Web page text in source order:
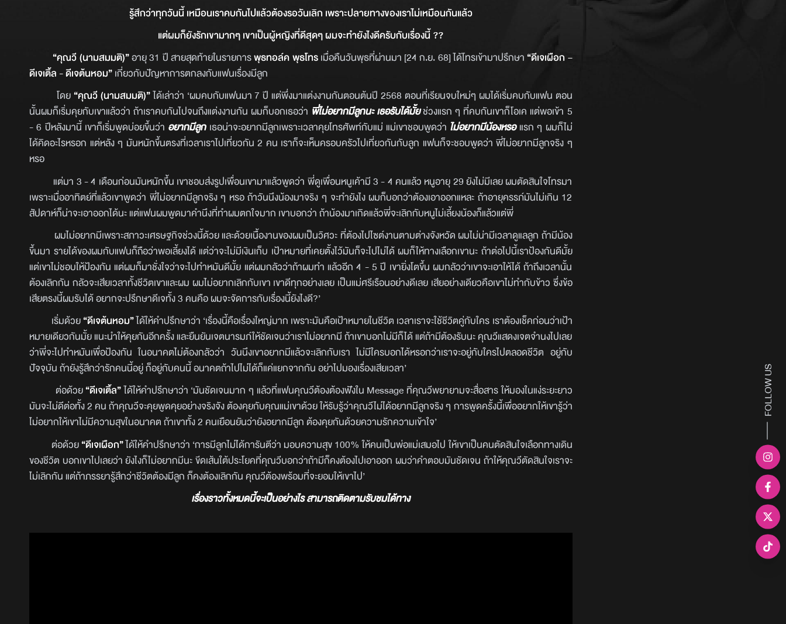
รู้สึกว่าทุกวันนี้ เหมือนเราคบกันไปแล้วต้องรอวันเลิก เพราะปลายทางของเราไม่เหมือนกันแล้ว
แต่ผมก็ยังรักเขามากๆ เขาเป็นผู้หญิงที่ดีสุดๆ ผมจะทำยังไงดีครับกับเรื่องนี้ ??
“คุณวี (นามสมมติ)”อายุ 31 ปี สายสุดท้ายในรายการพุธทอล์ค พุธโทรเมื่อคืนวันพุธที่ผ่านมา [24 ก.ย. 68] ได้โทรเข้ามาปรึกษา“ดีเจเผือก –
ดีเจเติ้ล - ดีเจต้นหอม”เกี่ยวกับปัญหาการตกลงกับแฟนเรื่องมีลูก
โดย“คุณวี (นามสมมติ)”ได้เล่าว่า ‘ผมคบกับแฟนมา 7 ปี แต่พึ่งมาแต่งงานกันตอนต้นปี 2568 ตอนที่เรียนจบใหม่ๆ ผมได้เริ่มคบกับแฟน ตอน
นั้นผมก็เริ่มคุยกับเขาแล้วว่า ถ้าเราคบกันไปจนถึงแต่งงานกัน ผมก็บอกเธอว่า พี่ไม่อยากมีลูกนะ เธอรับได้มั้ยช่วงแรก ๆ ที่คบกันเขาก็โอเค แต่พอเข้า 5
- 6 ปีหลังมานี้ เขาก็เริ่มพูดบ่อยขึ้นว่า อยากมีลูกเธอน่าจะอยากมีลูกเพราะเวลาคุยโทรศัพท์กับแม่ แม่เขาชอบพูดว่า ไม่อยากมีน้องหรอแรก ๆ ผมก็ไม่
ได้คิดอะไรหรอก แต่หลัง ๆ มันหนักขึ้นตรงที่เวลาเราไปเที่ยวกัน 2 คน เราก็จะเห็นครอบครัวไปเที่ยวกันกับลูก แฟนก็จะชอบพูดว่า พี่ไม่อยากมีลูกจริง ๆ
หรอ
แต่มา 3 - 4 เดือนก่อนมันหนักขึ้น เขาชอบส่งรูปเพื่อนเขามาแล้วพูดว่า พี่ดูเพื่อนหนูเค้ามี 3 - 4 คนแล้ว หนูอายุ 29 ยังไม่มีเลย ผมตัดสินใจโทรมา
เพราะเมื่ออาทิตย์ที่แล้วเขาพูดว่า พี่ไม่อยากมีลูกจริง ๆ หรอ ถ้าวันนึงน้องมาจริง ๆ จะทำยังไง ผมก็บอกว่าต้องเอาออกแหละ ถ้าอายุครรภ์มันไม่เกิน 12
สัปดาห์ก็น่าจะเอาออกได้นะ แต่แฟนผมพูดมาคำนึงที่ทำผมตกใจมาก เขาบอกว่า ถ้าน้องมาเกิดแล้วพี่จะเลิกกับหนูไม่เลี้ยงน้องก็แล้วแต่พี่
ผมไม่อยากมีเพราะสภาวะเศรษฐกิจช่วงนี้ด้วย และด้วยเนื้องานของผมเป็นวิศวะ ที่ต้องไปไซต์งานตามต่างจังหวัด ผมไม่น่ามีเวลาดูแลลูก ถ้ามีน้อง
ขึ้นมา รายได้ของผมกับแฟนก็ถือว่าพอเลี้ยงได้ แต่ว่าจะไม่มีเงินเก็บ เป้าหมายที่เคยตั้งไว้มันก็จะไปไม่ได้ ผมก็ให้ทางเลือกเขานะ ถ้าต่อไปนี้เราป้องกันดีมั้ย
แต่เขาไม่ชอบให้ป้องกัน แต่ผมก็มาชั่งใจว่าจะไปทำหมันดีมั้ย แต่ผมกลัวว่าถ้าผมทำ แล้วอีก 4 - 5 ปี เขายิ่งโตขึ้น ผมกลัวว่าเขาจะเอาให้ได้ ถ้าถึงเวลานั้น
ต้องเลิกกัน กลัวจะเสียเวลาทั้งชีวิตเขาและผม ผมไม่อยากเลิกกับเขา เขาดีทุกอย่างเลย เป็นแม่ศรีเรือนอย่างดีเลย เสียอย่างเดียวคือเขาไม่ทำกับข้าว ซึ่งข้อ
เสียตรงนี้ผมรับได้ อยากจะปรึกษาดีเจทั้ง 3 คนคือ ผมจะจัดการกับเรื่องนี้ยังไงดี?’
เริ่มด้วย“ดีเจต้นหอม”ได้ให้คำปรึกษาว่า ‘เรื่องนี้คือเรื่องใหญ่มาก เพราะมันคือเป้าหมายในชีวิต เวลาเราจะใช้ชีวิตคู่กับใคร เราต้องเช็คก่อนว่าเป้า
หมายเดียวกันมั้ย แนะนำให้คุยกันอีกครั้ง และยืนยันเจตนารมภ์ให้ชัดเจนว่าเราไม่อยากมี ถ้าเขาบอกไม่มีก็ได้ แต่ถ้ามีต้องรับนะ คุณวีแสดงเจตจำนงไปเลย
ว่าพี่จะไปทำหมันเพื่อป้องกัน ในอนาคตไม่ต้องกลัวว่า วันนึงเขาอยากมีแล้วจะเลิกกับเรา ไม่มีใครบอกได้หรอกว่าเราจะอยู่กับใครไปตลอดชีวิต อยู่กับ
ปัจจุบัน ถ้ายังรู้สึกว่ารักคนนี้อยู่ ก็อยู่กับคนนี้ อนาคตถ้าไปไม่ได้ก็แค่แยกจากกัน อย่าไปมองเรื่องเสียเวลา’
ต่อด้วย“ดีเจเติ้ล”ได้ให้คำปรึกษาว่า ‘มันชัดเจนมาก ๆ แล้วที่แฟนคุณวีต้องต้องฟังใน Message ที่คุณวีพยายามจะสื่อสาร ให้มองในแง่ระยะยาว
มันจะไม่ดีต่อทั้ง 2 คน ถ้าคุณวีจะคุยพูดคุยอย่างจริงจัง ต้องคุยกับคุณแม่เขาด้วย ให้รับรู้ว่าคุณวีไม่ได้อยากมีลูกจริง ๆ การพูดครั้งนี้เพื่ออยากให้เขารู้ว่า
ไม่อยากให้เขาไม่มีความสุขในอนาคต ถ้าเขาทั้ง 2 คนเยือนยันว่ายังอยากมีลูก ต้องคุยกันด้วยความรักความเข้าใจ’
ต่อด้วย“ดีเจเผือก”ได้ให้คำปรึกษาว่า ‘การมีลูกไม่ได้การันตีว่า มอบความสุข 100% ให้คนเป็นพ่อแม่เสมอไป ให้เขาเป็นคนตัดสินใจเลือกทางเดิน
ของชีวิต บอกเขาไปเลยว่า ยังไงก็ไม่อยากมีนะ ขีดเส้นใต้ประโยคที่คุณวีบอกว่าถ้ามีก็คงต้องไปเอาออก ผมว่าคำตอบมันชัดเจน ถ้าให้คุณวีตัดสินใจเราจะ
ไม่เลิกกัน แต่ถ้าภรรยารู้สึกว่าชีวิตต้องมีลูก ก็คงต้องเลิกกัน คุณวีต้องพร้อมที่จะยอมให้เขาไป’
เรื่องราวทั้งหมดนี้จะเป็นอย่างไร สามารถติดตามรับชมได้ทาง
FOLLOW US